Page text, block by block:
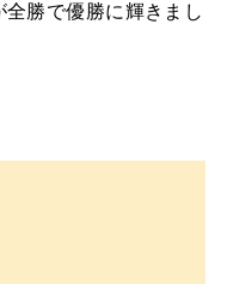
勝で優勝に輝きまし